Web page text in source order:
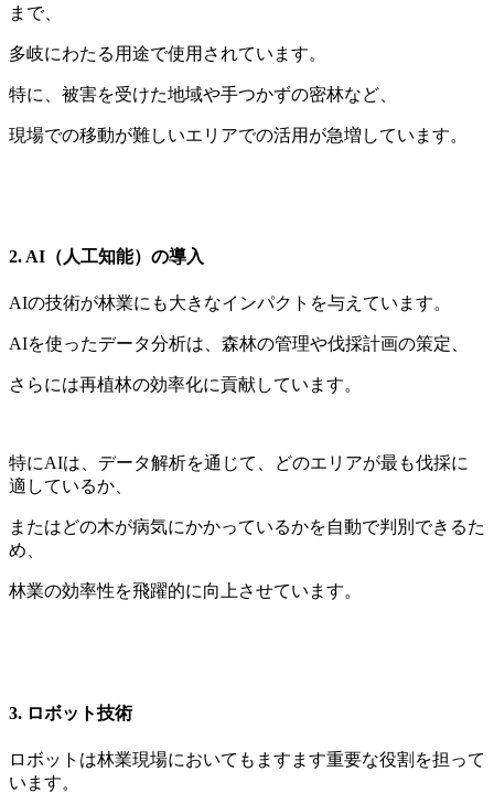
まで、
多岐にわたる用途で使用されています。
特に、被害を受けた地域や手つかずの密林など、
現場での移動が難しいエリアでの活用が急増しています。
2. AI（人工知能）の導入
AIの技術が林業にも大きなインパクトを与えています。
AIを使ったデータ分析は、森林の管理や伐採計画の策定、
さらには再植林の効率化に貢献しています。
特にAIは、データ解析を通じて、どのエリアが最も伐採に
適しているか、
またはどの木が病気にかかっているかを自動で判別できるた
め、
林業の効率性を飛躍的に向上させています。
3. ロボット技術
ロボットは林業現場においてもますます重要な役割を担って
います。